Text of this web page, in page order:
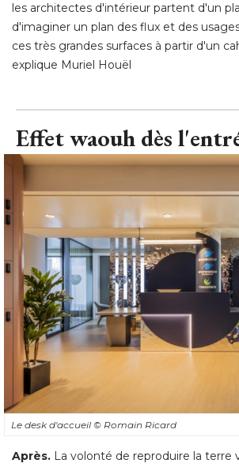
les architectes d'intérieur partent d'un
d'imaginer un plan des flux et des
ces très grandes surfaces à partir d'un
explique Muriel Houël
Effet waouh dès
Le desk d'accueil © Romain Ricard
Après. La volonté de reproduire la terre